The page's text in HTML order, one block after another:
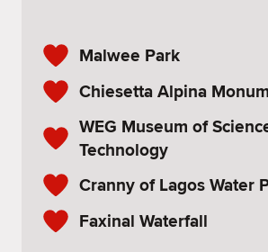
Malwee Park
Chiesetta Alpina
WEG Museum of
Technology
Cranny of Lagos Water
Faxinal Waterfall